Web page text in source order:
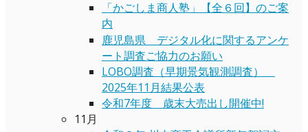
「かごしま商人塾」【全６回】のご案
内
鹿児島県 デジタル化に関するアンケ
ート調査ご協力のお願い
LOBO調査（早期景気観測調査）
2025年11月結果公表
令和7年度 歳末大売出し開催中!
11月